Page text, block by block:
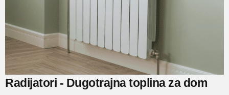
Radijatori - Dugotrajna toplina za dom